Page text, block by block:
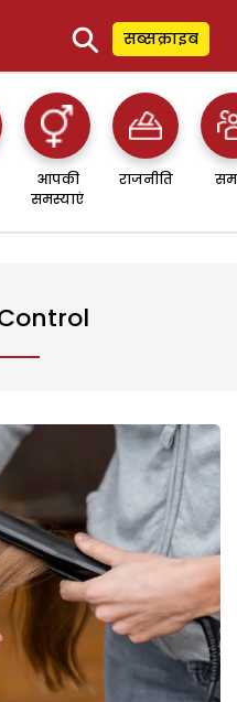
⚲ सब्सक्राइब
आपकी
समस्याएं
राजनीति